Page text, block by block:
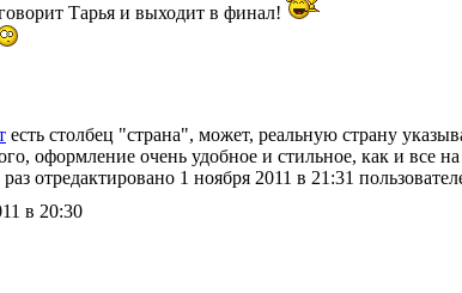
Тарья и выходит в финал!
есть столбец "страна", может, реальную страну
оформление очень удобное и стильное, как и все на
отредактировано 1 ноября 2011 в 21:31
в 20:30